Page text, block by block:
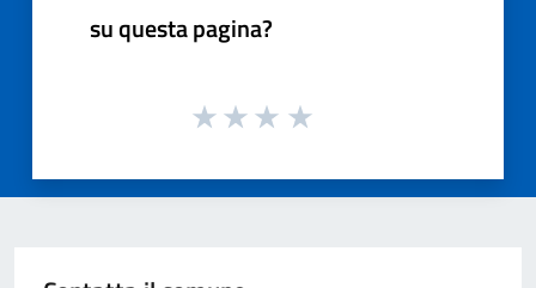
su questa pagina?